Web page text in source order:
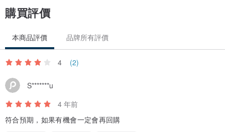
購買評價
本商品評價 品牌所有評價
4 (2)
S*******u
4 年前
符合預期，如果有機會一定會再回購